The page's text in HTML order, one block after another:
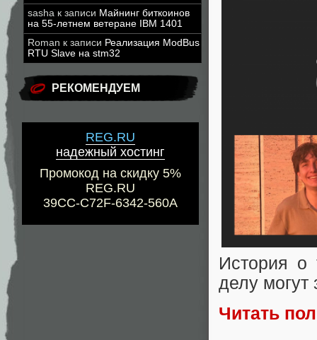
sasha к записи Майнинг биткоинов
на 55-летнем ветеране IBM 1401
Roman к записи Реализация ModBus
RTU Slave на stm32
РЕКОМЕНДУЕМ
REG.RU
надежный хостинг
Промокод на скидку 5%
REG.RU
39CC-C72F-6342-560A
История о
делу могут
Читать